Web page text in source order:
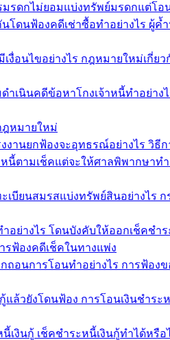
รดกไม่ยอมแบ่งทรัพย์มรดกแต่โอ
ดนฟ้องคดีเช่าซื้อทำอย่างไร ผู้ค้
อนไขอย่างไร กฎหมายใหม่เกี่ย
เนินคดีข้อหาโกงเจ้าหนี้ทำอย่าง
ฎหมายใหม่
านยกฟ้องจะอุทธรณ์อย่างไร วิธี
นี้ตามเช็คแต่จะให้ศาลพิพากษาท
บียนสมรสแบ่งทรัพย์สินอย่างไร
ย่างไร โดนบังคับให้ออกเช็คชำร
รฟ้องคดีเช็คในทางแพ่ง
อนการโอนทำอย่างไร การฟ้อง
แล้วยังโดนฟ้อง การโอนเงินชำ
งินกู้ เช็คชำระหนี้เงินกู้ทำได้หรือ